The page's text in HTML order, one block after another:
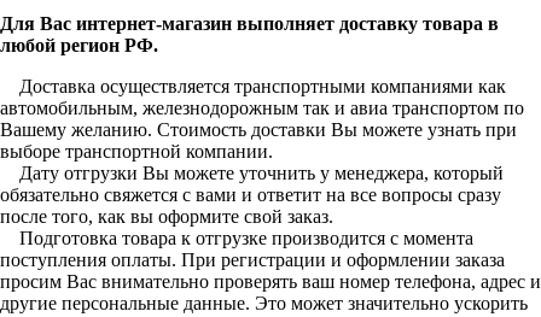
Для Вас интернет-магазин выполняет доставку товара в
любой регион РФ.
Доставка осуществляется транспортными компаниями как
автомобильным, железнодорожным так и авиа транспортом по
Вашему желанию. Стоимость доставки Вы можете узнать при
выборе транспортной компании.
Дату отгрузки Вы можете уточнить у менеджера, который
обязательно свяжется с вами и ответит на все вопросы сразу
после того, как вы оформите свой заказ.
Подготовка товара к отгрузке производится с момента
поступления оплаты. При регистрации и оформлении заказа
просим Вас внимательно проверять ваш номер телефона, адрес и
другие персональные данные. Это может значительно ускорить